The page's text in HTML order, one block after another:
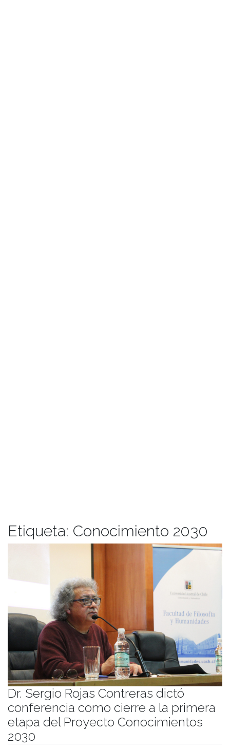
Etiqueta: Conocimiento 2030
Dr. Sergio Rojas Contreras dictó
conferencia como cierre a la primera
etapa del Proyecto Conocimientos
2030